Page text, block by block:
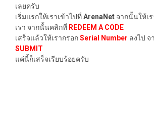
เลยครับ
เริ่มแรกให้เราเข้าไปที่ArenaNet จากนั้นให้เ
เรา จากนั้นคลิกที่ REDEEM A CODE
เสร็จแล้วให้เรากรอกSerial Number ลงไป
SUBMIT
แค่นี้ก็เสร็จเรียบร้อยครับ